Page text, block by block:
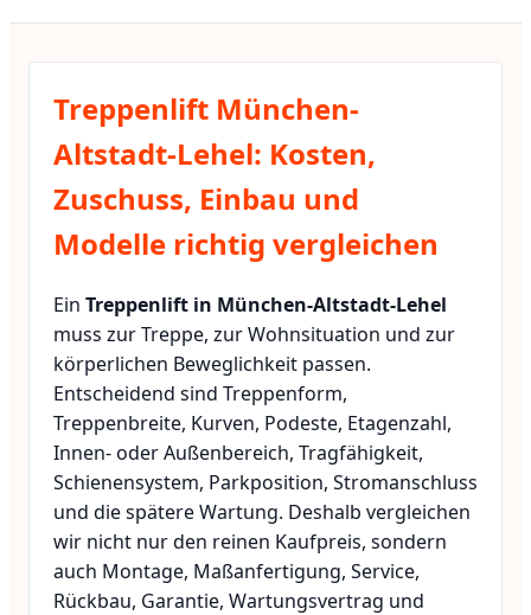
Treppenlift München-
Altstadt-Lehel: Kosten,
Zuschuss, Einbau und
Modelle richtig vergleichen
Ein Treppenlift in München-Altstadt-Lehel
muss zur Treppe, zur Wohnsituation und zur
körperlichen Beweglichkeit passen.
Entscheidend sind Treppenform,
Treppenbreite, Kurven, Podeste, Etagenzahl,
Innen- oder Außenbereich, Tragfähigkeit,
Schienensystem, Parkposition, Stromanschluss
und die spätere Wartung. Deshalb vergleichen
wir nicht nur den reinen Kaufpreis, sondern
auch Montage, Maßanfertigung, Service,
Rückbau, Garantie, Wartungsvertrag und